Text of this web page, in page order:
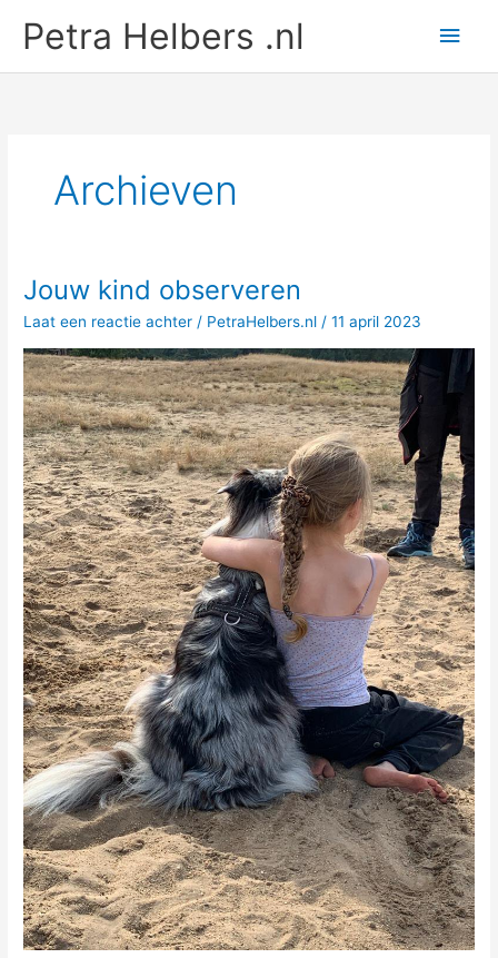
naar
inhoud
Petra Helbers .nl
Archieven
Jouw kind observeren
Laat een reactie achter / PetraHelbers.nl/11 april 2023